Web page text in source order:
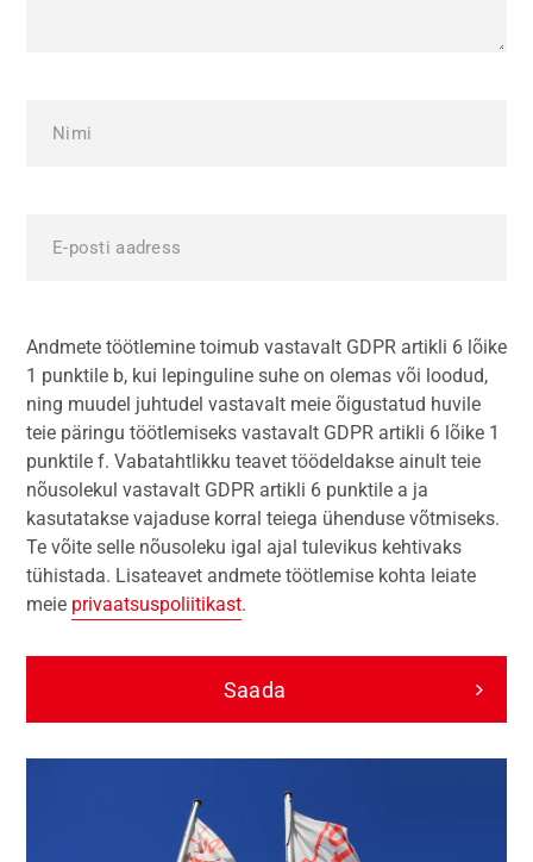
Andmete töötlemine toimub vastavalt GDPR artikli 6 lõike
1 punktile b, kui lepinguline suhe on olemas või loodud,
ning muudel juhtudel vastavalt meie õigustatud huvile
teie päringu töötlemiseks vastavalt GDPR artikli 6 lõike 1
punktile f. Vabatahtlikku teavet töödeldakse ainult teie
nõusolekul vastavalt GDPR artikli 6 punktile a ja
kasutatakse vajaduse korral teiega ühenduse võtmiseks.
Te võite selle nõusoleku igal ajal tulevikus kehtivaks
tühistada. Lisateavet andmete töötlemise kohta leiate
meie privaatsuspoliitikast.
Saada